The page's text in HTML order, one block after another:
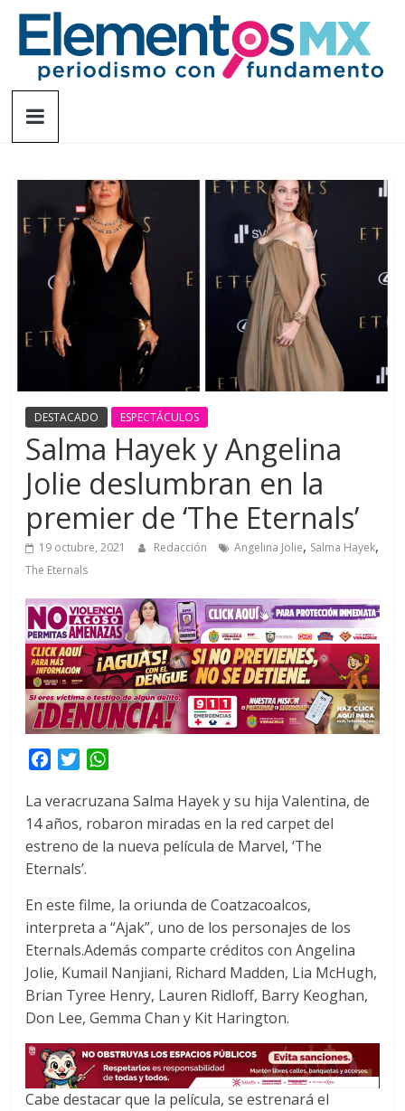
Saltar
contenido
Elementosmx
fundamento
DESTACADO ESPECTÁCULOS
Salma Hayek y Angelina
Jolie deslumbran en la
premier de ‘The Eternals’
19 octubre, 2021 Redacción Angelina Jolie, Salma Hayek,
The Eternals
c
e
b
o
k
T
i
t
t
e
a
t
s
p
La veracruzana Salma Hayek y su hija Valentina, de
14 años, robaron miradas en la red carpet del
estreno de la nueva película de Marvel, ‘The
Eternals’.
En este filme, la oriunda de Coatzacoalcos,
interpreta a “Ajak”, uno de los personajes de los
Eternals.Además comparte créditos con Angelina
Jolie, Kumail Nanjiani, Richard Madden, Lia McHugh,
Brian Tyree Henry, Lauren Ridloff, Barry Keoghan,
Don Lee, Gemma Chan y Kit Harington.
Cabe destacar que la película, se estrenará el